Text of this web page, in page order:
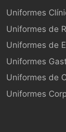
Uniformes
Uniformes de
Uniformes de
Uniformes
Uniformes de
Uniformes